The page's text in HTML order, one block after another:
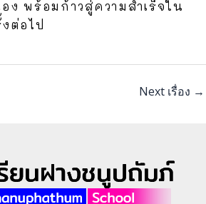
ง พร้อมก้าวสู่ความสำเร็จใน
ต่อไป
Next เรื่อง →